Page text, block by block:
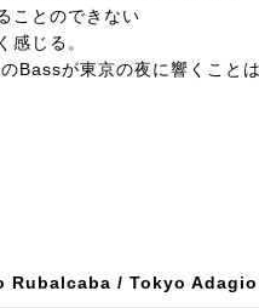
ことのできない
感じる。
Bassが東京の夜に響くこと
Rubalcaba / Tokyo Adagio